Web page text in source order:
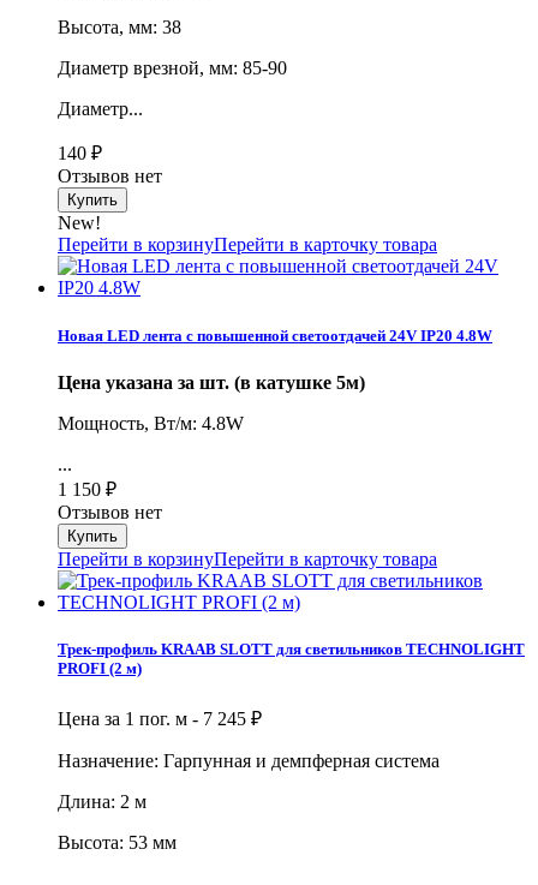
Высота, мм: 38
Диаметр врезной, мм: 85-90
Диаметр...
140 ₽
Отзывов нет
New!
Перейти в корзинуПерейти в карточку товара
Новая LED лента с повышенной светоотдачей 24V IP20 4.8W
Цена указана за шт. (в катушке 5м)
Мощность, Вт/м: 4.8W
...
1 150 ₽
Отзывов нет
Перейти в корзинуПерейти в карточку товара
Трек-профиль KRAAB SLOTT для светильников TECHNOLIGHT
PROFI (2 м)
Цена за 1 пог. м - 7 245 ₽
Назначение: Гарпунная и демпферная система
Длина: 2 м
Высота: 53 мм